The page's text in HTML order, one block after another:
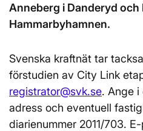
Anneberg i Danderyd och
Hammarbyhamnen.
Svenska kraftnät tar
förstudien av City Link
registrator@svk.se. Ange
adress och eventuell
diarienummer 2011/703.